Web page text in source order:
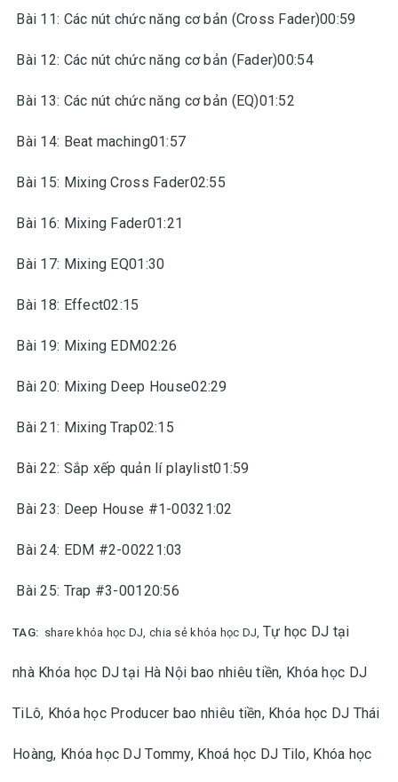
Bài 11: Các nút chức năng cơ bản (Cross Fader)00:59
Bài 12: Các nút chức năng cơ bản (Fader)00:54
Bài 13: Các nút chức năng cơ bản (EQ)01:52
Bài 14: Beat maching01:57
Bài 15: Mixing Cross Fader02:55
Bài 16: Mixing Fader01:21
Bài 17: Mixing EQ01:30
Bài 18: Effect02:15
Bài 19: Mixing EDM02:26
Bài 20: Mixing Deep House02:29
Bài 21: Mixing Trap02:15
Bài 22: Sắp xếp quản lí playlist01:59
Bài 23: Deep House #1-00321:02
Bài 24: EDM #2-00221:03
Bài 25: Trap #3-00120:56
TAG: share khóa học DJ, chia sẻ khóa học DJ, Tự học DJ tại
nhà Khóa học DJ tại Hà Nội bao nhiêu tiền, Khóa học DJ
TiLô, Khóa học Producer bao nhiêu tiền, Khóa học DJ Thái
Hoàng, Khóa học DJ Tommy, Khoá học DJ Tilo, Khóa học